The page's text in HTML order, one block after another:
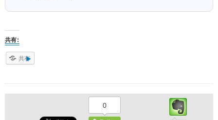
共有:
共有
0